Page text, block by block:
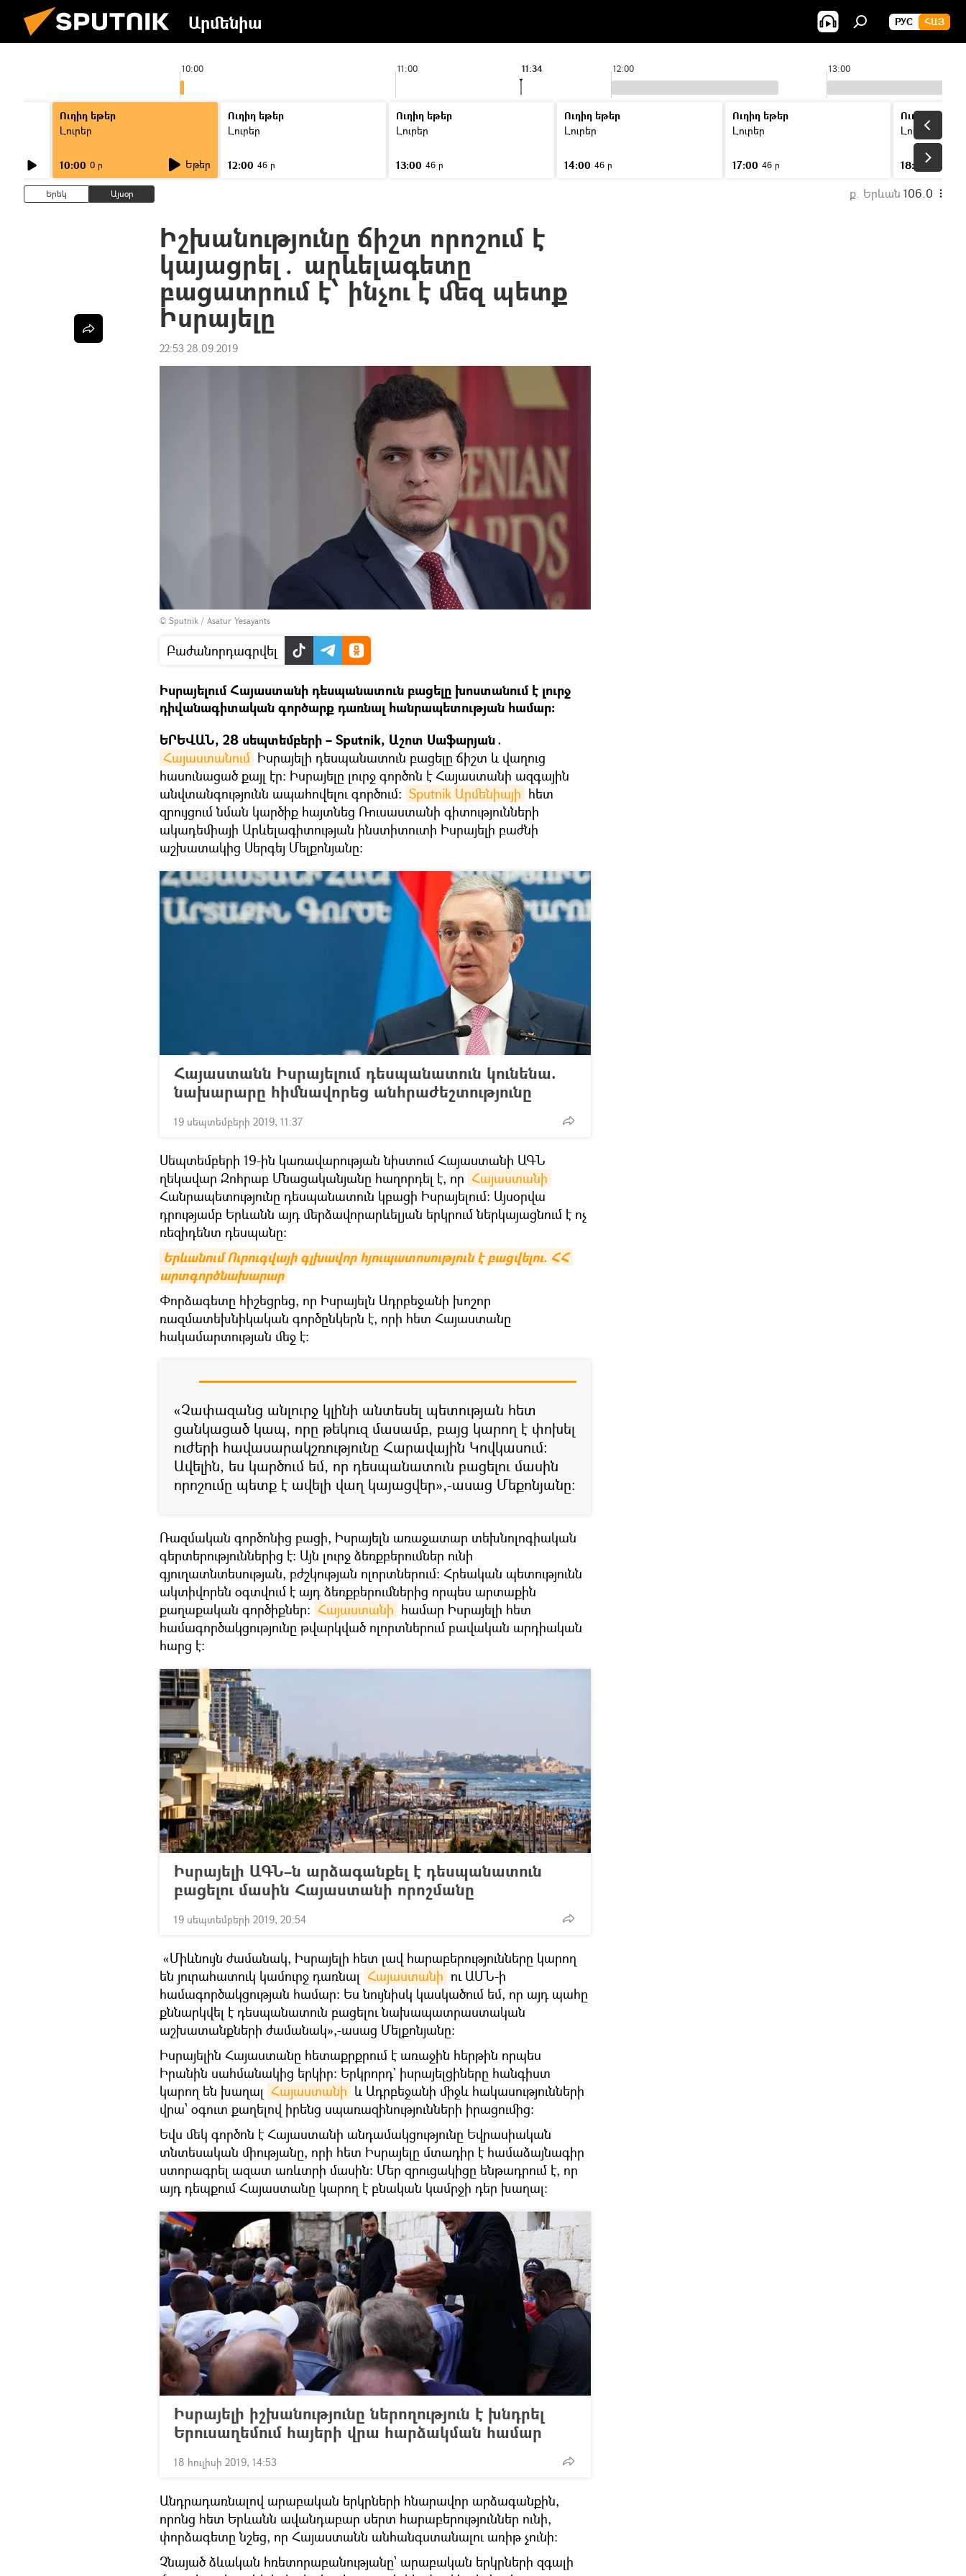
Արմենիա РУС ՀԱՅ
10:00 11:00 12:00 13:00
11:34
Ուղիղ եթեր
Լուրեր
10:00 0 ր Եթեր
Ուղիղ եթեր
Լուրեր
12:00 46 ր
Ուղիղ եթեր
Լուրեր
13:00 46 ր
Ուղիղ եթեր
Լուրեր
14:00 46 ր
Ուղիղ եթեր
Լուրեր
17:00 46 ր
Ուղիղ եթեր
Լուրեր
18:00
Երեկ Այսօր ք. Երևան 106.0
Իշխանությունը ճիշտ որոշում է
կայացրել․ արևելագետը
բացատրում է՝ ինչու է մեզ պետք
Իսրայելը
22:53 28.09.2019
© Sputnik / Asatur Yesayants
Բաժանորդագրվել
Իսրայելում Հայաստանի դեսպանատուն բացելը խոստանում է լուրջ
դիվանագիտական գործարք դառնալ հանրապետության համար։
ԵՐԵՎԱՆ, 28 սեպտեմբերի – Sputnik, Աշոտ Սաֆարյան․
Հայաստանում Իսրայելի դեսպանատուն բացելը ճիշտ և վաղուց
հասունացած քայլ էր։ Իսրայելը լուրջ գործոն է Հայաստանի ազգային
անվտանգությունն ապահովելու գործում։ Sputnik Արմենիայի հետ
զրույցում նման կարծիք հայտնեց Ռուսաստանի գիտությունների
ակադեմիայի Արևելագիտության ինստիտուտի Իսրայելի բաժնի
աշխատակից Սերգեյ Մելքոնյանը։
Հայաստանն Իսրայելում դեսպանատուն կունենա.
նախարարը հիմնավորեց անհրաժեշտությունը
19 սեպտեմբերի 2019, 11:37
Սեպտեմբերի 19-ին կառավարության նիստում Հայաստանի ԱԳՆ
ղեկավար Զոհրաբ Մնացականյանը հաղորդել է, որ Հայաստանի
Հանրապետությունը դեսպանատուն կբացի Իսրայելում։ Այսօրվա
դրությամբ Երևանն այդ մերձավորարևելյան երկրում ներկայացնում է ոչ
ռեզիդենտ դեսպանը։
Երևանում Ուրուգվայի գլխավոր հյուպատոսություն է բացվելու. ՀՀ
արտգործնախարար
Փորձագետը հիշեցրեց, որ Իսրայելն Ադրբեջանի խոշոր
ռազմատեխնիկական գործընկերն է, որի հետ Հայաստանը
հակամարտության մեջ է։
«Չափազանց անլուրջ կլինի անտեսել պետության հետ
ցանկացած կապ, որը թեկուզ մասամբ, բայց կարող է փոխել
ուժերի հավասարակշռությունը Հարավային Կովկասում։
Ավելին, ես կարծում եմ, որ դեսպանատուն բացելու մասին
որոշումը պետք է ավելի վաղ կայացվեր»,-ասաց Մեքոնյանը։
Ռազմական գործոնից բացի, Իսրայելն առաջատար տեխնոլոգիական
գերտերություններից է։ Այն լուրջ ձեռքբերումներ ունի
գյուղատնտեսության, բժշկության ոլորտներում։ Հրեական պետությունն
ակտիվորեն օգտվում է այդ ձեռքբերումներից որպես արտաքին
քաղաքական գործիքներ։ Հայաստանի համար Իսրայելի հետ
համագործակցությունը թվարկված ոլորտներում բավական արդիական
հարց է։
Իսրայելի ԱԳՆ–ն արձագանքել է դեսպանատուն
բացելու մասին Հայաստանի որոշմանը
19 սեպտեմբերի 2019, 20:54
«Միևնույն ժամանակ, Իսրայելի հետ լավ հարաբերությունները կարող
են յուրահատուկ կամուրջ դառնալ Հայաստանի ու ԱՄՆ-ի
համագործակցության համար։ Ես նույնիսկ կասկածում եմ, որ այդ պահը
քննարկվել է դեսպանատուն բացելու նախապատրաստական
աշխատանքների ժամանակ»,-ասաց Մելքոնյանը։
Իսրայելին Հայաստանը հետաքրքրում է առաջին հերթին որպես
Իրանին սահմանակից երկիր։ Երկրորդ` իսրայելցիները հանգիստ
կարող են խաղալ Հայաստանի և Ադրբեջանի միջև հակասությունների
վրա՝ օգուտ քաղելով իրենց սպառազինությունների իրացումից։
Եվս մեկ գործոն է Հայաստանի անդամակցությունը Եվրասիական
տնտեսական միությանը, որի հետ Իսրայելը մտադիր է համաձայնագիր
ստորագրել ազատ առևտրի մասին։ Մեր զրուցակիցը ենթադրում է, որ
այդ դեպքում Հայաստանը կարող է բնական կամրջի դեր խաղալ։
Իսրայելի իշխանությունը ներողություն է խնդրել
Երուսաղեմում հայերի վրա հարձակման համար
18 հուլիսի 2019, 14:53
Անդրադառնալով արաբական երկրների հնարավոր արձագանքին,
որոնց հետ Երևանն ավանդաբար սերտ հարաբերություններ ունի,
փորձագետը նշեց, որ Հայաստանն անհանգստանալու առիթ չունի։
Չնայած ձևական հռետորաբանությանը՝ արաբական երկրների զգալի